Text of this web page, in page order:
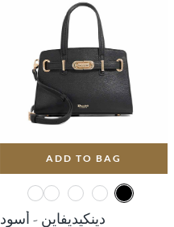
ADD TO BAG
دينكيديفاين - أسود